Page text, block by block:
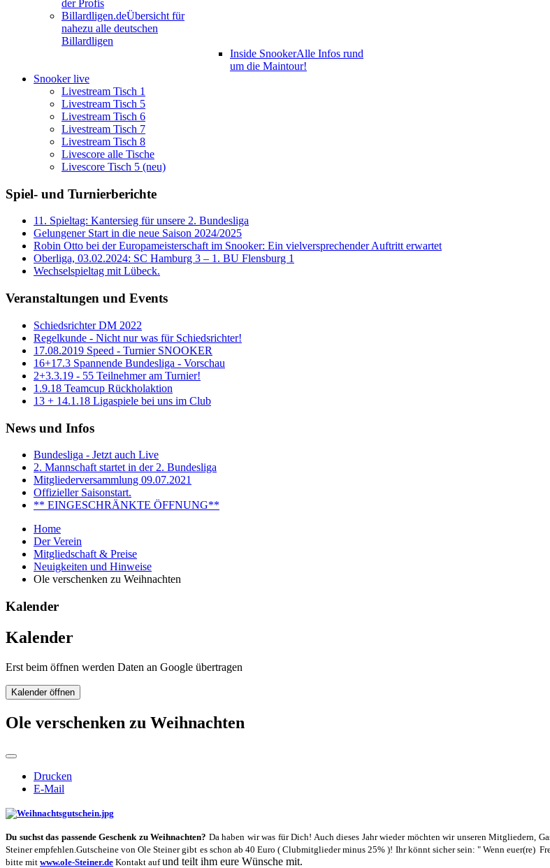
der Profis
Billardligen.deÜbersicht für
nahezu alle deutschen
Billardligen
Inside SnookerAlle Infos rund
um die Maintour!
Snooker live
Livestream Tisch 1
Livestream Tisch 5
Livestream Tisch 6
Livestream Tisch 7
Livestream Tisch 8
Livescore alle Tische
Livescore Tisch 5 (neu)
Spiel- und Turnierberichte
11. Spieltag: Kantersieg für unsere 2. Bundesliga
Gelungener Start in die neue Saison 2024/2025
Robin Otto bei der Europameisterschaft im Snooker: Ein vielversprechender Auftritt erwartet
Oberliga, 03.02.2024: SC Hamburg 3 – 1. BU Flensburg 1
Wechselspieltag mit Lübeck.
Veranstaltungen und Events
Schiedsrichter DM 2022
Regelkunde - Nicht nur was für Schiedsrichter!
17.08.2019 Speed - Turnier SNOOKER
16+17.3 Spannende Bundesliga - Vorschau
2+3.3.19 - 55 Teilnehmer am Turnier!
1.9.18 Teamcup Rückholaktion
13 + 14.1.18 Ligaspiele bei uns im Club
News und Infos
Bundesliga - Jetzt auch Live
2. Mannschaft startet in der 2. Bundesliga
Mitgliederversammlung 09.07.2021
Offizieller Saisonstart.
** EINGESCHRÄNKTE ÖFFNUNG**
Home
Der Verein
Mitgliedschaft & Preise
Neuigkeiten und Hinweise
Ole verschenken zu Weihnachten
Kalender
Kalender
Erst beim öffnen werden Daten an Google übertragen
Kalender öffnen
Ole verschenken zu Weihnachten
Drucken
E-Mail
Du suchst das passende Geschenk zu Weihnachten? Da haben wir was für Dich! Auch dieses Jahr wieder möchten wir unseren Mitgliedern,
Steiner empfehlen.Gutscheine von Ole Steiner gibt es schon ab 40 Euro ( Clubmitglieder minus 25% )! Ihr könnt sicher sein: " Wenn
bitte mit www.ole-Steiner.de Kontakt aufund teilt ihm eure Wünsche mit.